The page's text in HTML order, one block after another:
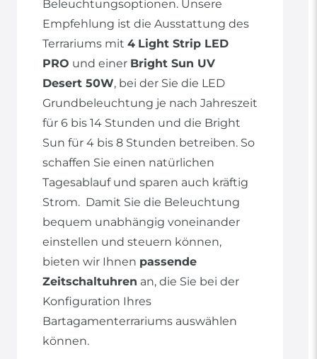
Beleuchtungsoptionen. Unsere
Empfehlung ist die Ausstattung des
Terrariums mit 4 Light Strip LED
PRO und einer Bright Sun UV
Desert 50W, bei der Sie die LED
Grundbeleuchtung je nach Jahreszeit
für 6 bis 14 Stunden und die Bright
Sun für 4 bis 8 Stunden betreiben. So
schaffen Sie einen natürlichen
Tagesablauf und sparen auch kräftig
Strom. Damit Sie die Beleuchtung
bequem unabhängig voneinander
einstellen und steuern können,
bieten wir Ihnen passende
Zeitschaltuhren an, die Sie bei der
Konfiguration Ihres
Bartagamenterrariums auswählen
können.